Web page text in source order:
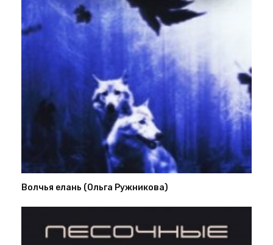
Волчья елань (Ольга Ружникова)